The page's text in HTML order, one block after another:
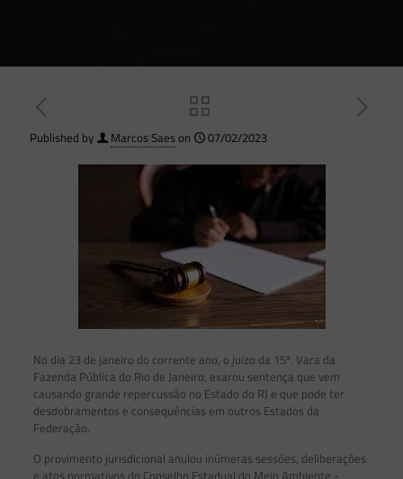
Published by Marcos Saeson 07/02/2023
No dia 23 de janeiro do corrente ano, o juízo da 15ª. Vara da
Fazenda Pública do Rio de Janeiro, exarou sentença que vem
causando grande repercussão no Estado do RJ e que pode ter
desdobramentos e consequências em outros Estados da
Federação.
O provimento jurisdicional anulou inúmeras sessões, deliberações
e atos normativos do Conselho Estadual do Meio Ambiente -